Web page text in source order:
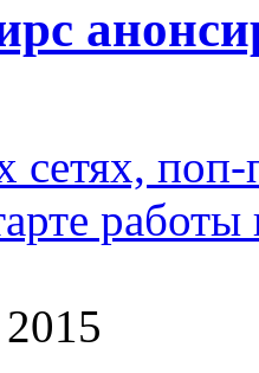
сетях, поп-